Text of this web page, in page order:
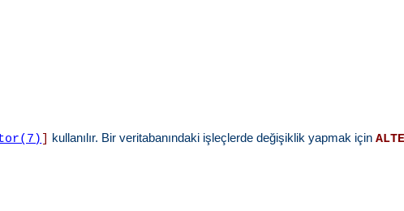
kullanılır. Bir veritabanındaki işleçlerde değişiklik yapmak için